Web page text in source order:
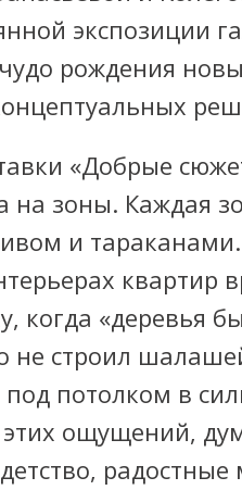
экспозиции
рождения
«Добрые
на зоны. Каждая
и
квартир
когда «деревья
не строил
под потолком в
ощущений,
радостные